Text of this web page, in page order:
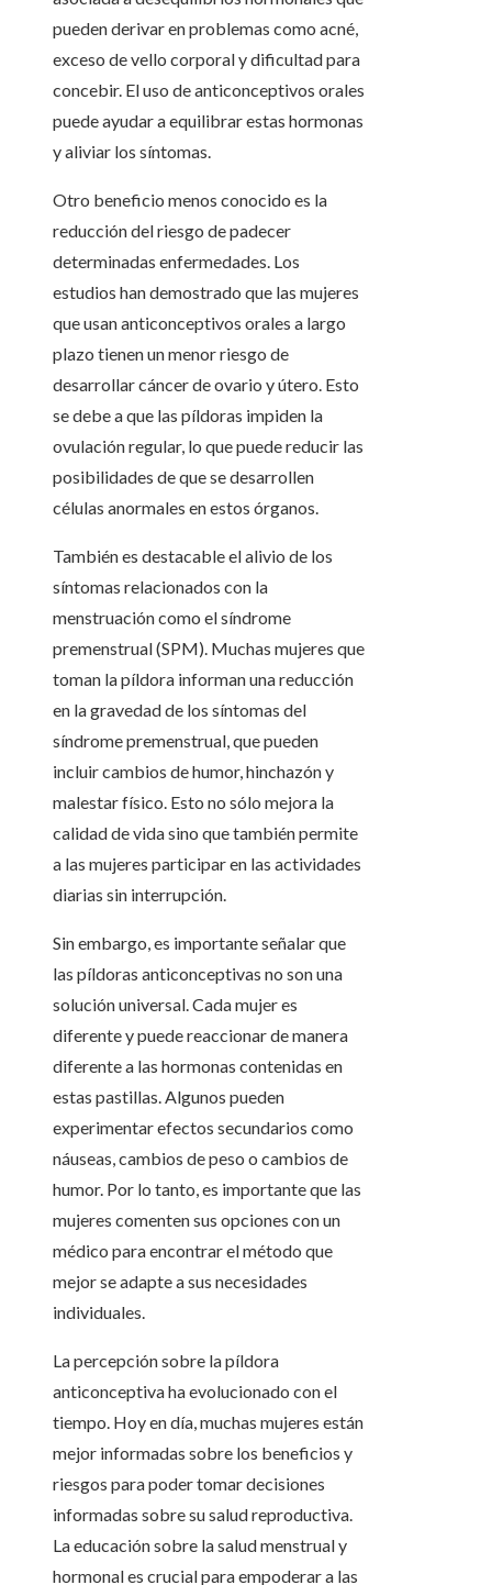
pueden derivar en problemas como acné,
exceso de vello corporal y dificultad para
concebir. El uso de anticonceptivos orales
puede ayudar a equilibrar estas hormonas
y aliviar los síntomas.
Otro beneficio menos conocido es la
reducción del riesgo de padecer
determinadas enfermedades. Los
estudios han demostrado que las mujeres
que usan anticonceptivos orales a largo
plazo tienen un menor riesgo de
desarrollar cáncer de ovario y útero. Esto
se debe a que las píldoras impiden la
ovulación regular, lo que puede reducir las
posibilidades de que se desarrollen
células anormales en estos órganos.
También es destacable el alivio de los
síntomas relacionados con la
menstruación como el síndrome
premenstrual (SPM). Muchas mujeres que
toman la píldora informan una reducción
en la gravedad de los síntomas del
síndrome premenstrual, que pueden
incluir cambios de humor, hinchazón y
malestar físico. Esto no sólo mejora la
calidad de vida sino que también permite
a las mujeres participar en las actividades
diarias sin interrupción.
Sin embargo, es importante señalar que
las píldoras anticonceptivas no son una
solución universal. Cada mujer es
diferente y puede reaccionar de manera
diferente a las hormonas contenidas en
estas pastillas. Algunos pueden
experimentar efectos secundarios como
náuseas, cambios de peso o cambios de
humor. Por lo tanto, es importante que las
mujeres comenten sus opciones con un
médico para encontrar el método que
mejor se adapte a sus necesidades
individuales.
La percepción sobre la píldora
anticonceptiva ha evolucionado con el
tiempo. Hoy en día, muchas mujeres están
mejor informadas sobre los beneficios y
riesgos para poder tomar decisiones
informadas sobre su salud reproductiva.
La educación sobre la salud menstrual y
hormonal es crucial para empoderar a las